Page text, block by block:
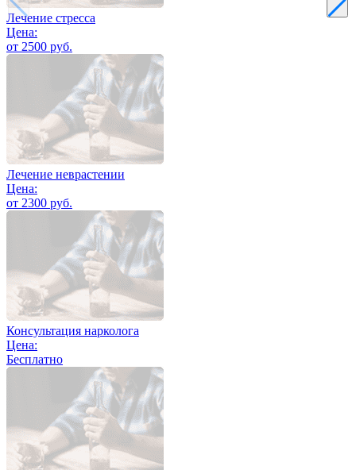
Лечение стресса
Цена:
от 2500 руб.
Лечение неврастении
Цена:
от 2300 руб.
Консультация нарколога
Цена:
Бесплатно